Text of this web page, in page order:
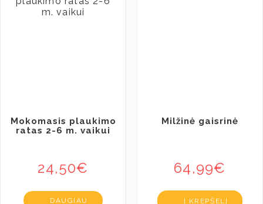
Mokomasis plaukimo
ratas 2-6 m. vaikui
24,50€
DAUGIAU
Milžinė gaisrinė
64,99€
Į KREPŠELĮ